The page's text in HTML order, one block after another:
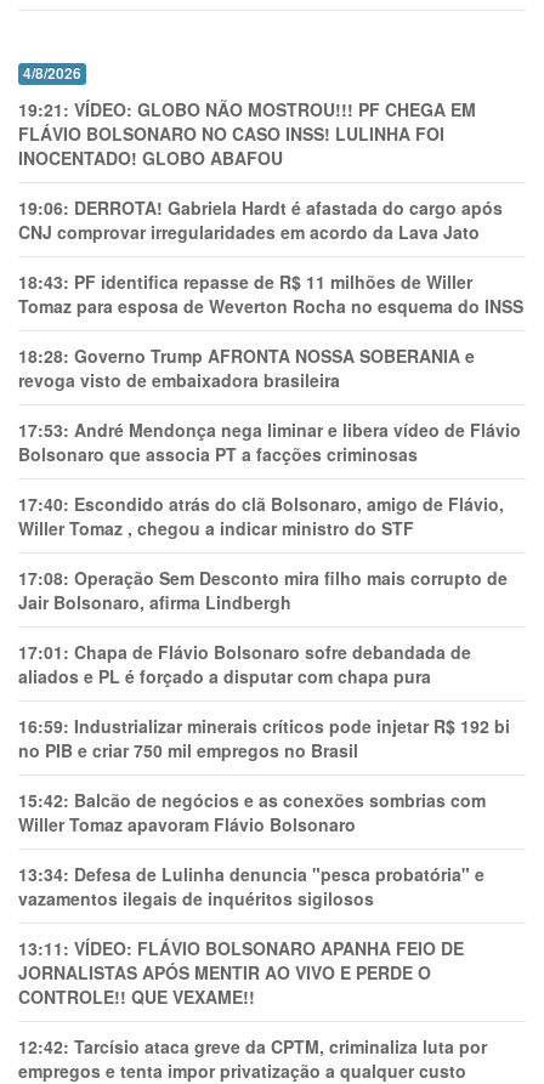
4/8/2026
19:21: VÍDEO: GLOBO NÃO MOSTROU!!! PF CHEGA EM
FLÁVIO BOLSONARO NO CASO INSS! LULINHA FOI
INOCENTADO! GLOBO ABAFOU
19:06: DERROTA! Gabriela Hardt é afastada do cargo após
CNJ comprovar irregularidades em acordo da Lava Jato
18:43: PF identifica repasse de R$ 11 milhões de Willer
Tomaz para esposa de Weverton Rocha no esquema do INSS
18:28: Governo Trump AFRONTA NOSSA SOBERANIA e
revoga visto de embaixadora brasileira
17:53: André Mendonça nega liminar e libera vídeo de Flávio
Bolsonaro que associa PT a facções criminosas
17:40: Escondido atrás do clã Bolsonaro, amigo de Flávio,
Willer Tomaz , chegou a indicar ministro do STF
17:08: Operação Sem Desconto mira filho mais corrupto de
Jair Bolsonaro, afirma Lindbergh
17:01: Chapa de Flávio Bolsonaro sofre debandada de
aliados e PL é forçado a disputar com chapa pura
16:59: Industrializar minerais críticos pode injetar R$ 192 bi
no PIB e criar 750 mil empregos no Brasil
15:42: Balcão de negócios e as conexões sombrias com
Willer Tomaz apavoram Flávio Bolsonaro
13:34: Defesa de Lulinha denuncia "pesca probatória" e
vazamentos ilegais de inquéritos sigilosos
13:11: VÍDEO: FLÁVIO BOLSONARO APANHA FEIO DE
JORNALISTAS APÓS MENTIR AO VIVO E PERDE O
CONTROLE!! QUE VEXAME!!
12:42: Tarcísio ataca greve da CPTM, criminaliza luta por
empregos e tenta impor privatização a qualquer custo